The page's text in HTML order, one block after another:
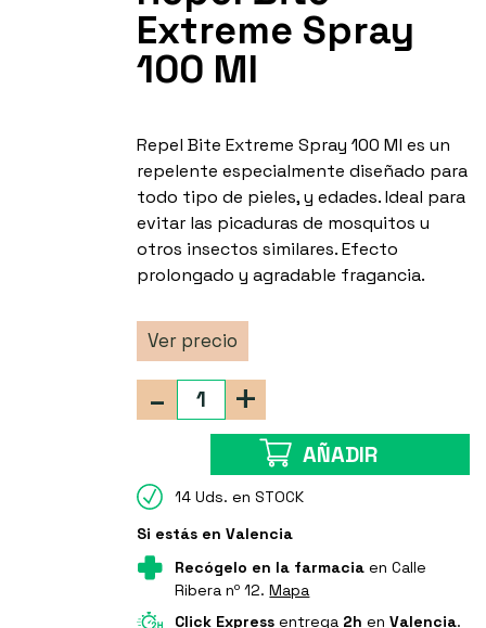
Extreme Spray
100 Ml
Repel Bite Extreme Spray 100 Ml es un
repelente especialmente diseñado para
todo tipo de pieles, y edades. Ideal para
evitar las picaduras de mosquitos u
otros insectos similares. Efecto
prolongado y agradable fragancia.
Ver precio
+
-
AÑADIR
14 Uds. en STOCK
Si estás en Valencia
Recógelo en la farmacia en Calle
Ribera nº 12.Mapa
Click Express entrega 2h enValencia.